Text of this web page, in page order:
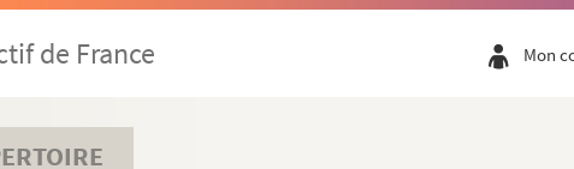
de France Mon
offrant des lauriers à Faidherbe
monument de Faidherbe (Pont Noyelles)
monument de Faidherbe (Pont Noyelles)